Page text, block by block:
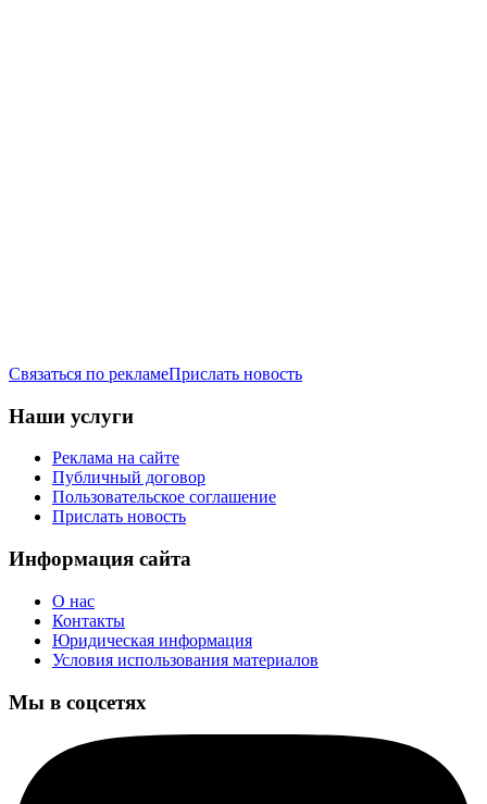
Связаться по рекламеПрислать новость
Наши услуги
Реклама на сайте
Публичный договор
Пользовательское соглашение
Прислать новость
Информация сайта
О нас
Контакты
Юридическая информация
Условия использования материалов
Мы в соцсетях